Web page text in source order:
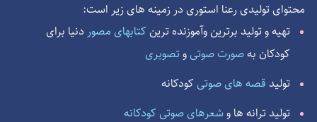
محتوای تولیدی رعنا استوری در زمینه های زیر است:
تهیه و تولید برترین وآموزنده ترین کتابهای مصور دنیا برای
کودکان بهصورت صوتی وتصویری
تولید قصه های صوتی کودکانه
تولید ترانه ها و شعرهای صوتی کودکانه